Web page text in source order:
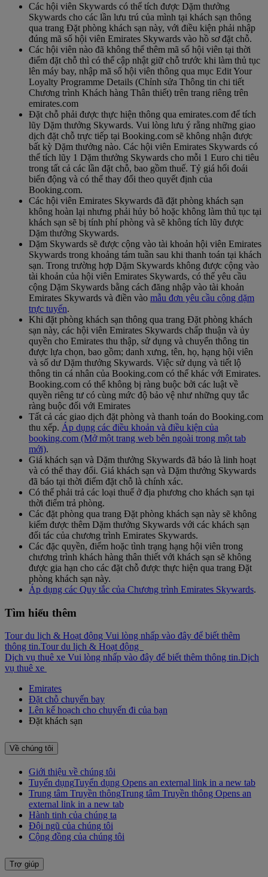
Các hội viên Skywards có thể tích được Dặm thưởng
Skywards cho các lần lưu trú của mình tại khách sạn thông
qua trang Đặt phòng khách sạn này, với điều kiện phải nhập
đúng mã số hội viên Emirates Skywards vào hồ sơ đặt chỗ.
Các hội viên nào đã không thể thêm mã số hội viên tại thời
điểm đặt chỗ thì có thể cập nhật giữ chỗ trước khi làm thủ tục
lên máy bay, nhập mã số hội viên thông qua mục Edit Your
Loyalty Programme Details (Chỉnh sửa Thông tin chi tiết
Chương trình Khách hàng Thân thiết) trên trang riêng trên
emirates.com
Đặt chỗ phải được thực hiện thông qua emirates.com để tích
lũy Dặm thưởng Skywards. Vui lòng lưu ý rằng những giao
dịch đặt chỗ trực tiếp tại Booking.com sẽ không nhận được
bất kỳ Dặm thưởng nào. Các hội viên Emirates Skywards có
thể tích lũy 1 Dặm thưởng Skywards cho mỗi 1 Euro chi tiêu
trong tất cả các lần đặt chỗ, bao gồm thuế. Tỷ giá hối đoái
biến động và có thể thay đổi theo quyết định của
Booking.com.
Các hội viên Emirates Skywards đã đặt phòng khách sạn
không hoàn lại nhưng phải hủy bỏ hoặc không làm thủ tục tại
khách sạn sẽ bị tính phí phòng và sẽ không tích lũy được
Dặm thưởng Skywards.
Dặm Skywards sẽ được cộng vào tài khoản hội viên Emirates
Skywards trong khoảng tám tuần sau khi thanh toán tại khách
sạn. Trong trường hợp Dặm Skywards không được cộng vào
tài khoản của hội viên Emirates Skywards, có thể yêu cầu
cộng Dặm Skywards bằng cách đăng nhập vào tài khoản
Emirates Skywards và điền vào mẫu đơn yêu cầu cộng dặm
trực tuyến.
Khi đặt phòng khách sạn thông qua trang Đặt phòng khách
sạn này, các hội viên Emirates Skywards chấp thuận và ủy
quyền cho Emirates thu thập, sử dụng và chuyển thông tin
được lựa chọn, bao gồm; danh xưng, tên, họ, hạng hội viên
và số dư Dặm thưởng Skywards. Việc sử dụng và tiết lộ
thông tin cá nhân của Booking.com có thể khác với Emirates.
Booking.com có thể không bị ràng buộc bởi các luật về
quyền riêng tư có cùng mức độ bảo vệ như những quy tắc
ràng buộc đối với Emirates
Tất cả các giao dịch đặt phòng và thanh toán do Booking.com
thu xếp. Áp dụng các điều khoản và điều kiện của
booking.com (Mở một trang web bên ngoài trong một tab
mới).
Giá khách sạn và Dặm thưởng Skywards đã báo là linh hoạt
và có thể thay đổi. Giá khách sạn và Dặm thưởng Skywards
đã báo tại thời điểm đặt chỗ là chính xác.
Có thể phải trả các loại thuế ở địa phương cho khách sạn tại
thời điểm trả phòng.
Các đặt phòng qua trang Đặt phòng khách sạn này sẽ không
kiếm được thêm Dặm thưởng Skywards với các khách sạn
đối tác của chương trình Emirates Skywards.
Các đặc quyền, điểm hoặc tình trạng hạng hội viên trong
chương trình khách hàng thân thiết với khách sạn sẽ không
được gia hạn cho các đặt chỗ được thực hiện qua trang Đặt
phòng khách sạn này.
Áp dụng các Quy tắc của Chương trình Emirates Skywards.
Tìm hiểu thêm
Tour du lịch & Hoạt động Vui lòng nhấp vào đây để biết thêm
thông tin.Tour du lịch & Hoạt động
Dịch vụ thuê xe Vui lòng nhấp vào đây để biết thêm thông tin.Dịch
vụ thuê xe
Emirates
Đặt chỗ chuyến bay
Lên kế hoạch cho chuyến đi của bạn
Đặt khách sạn
Về chúng tôi
Giới thiệu về chúng tôi
Tuyển dụngTuyển dụng Opens an external link in a new tab
Trung tâm Truyền thôngTrung tâm Truyền thông Opens an
external link in a new tab
Hành tinh của chúng ta
Đội ngũ của chúng tôi
Cộng đồng của chúng tôi
Trợ giúp